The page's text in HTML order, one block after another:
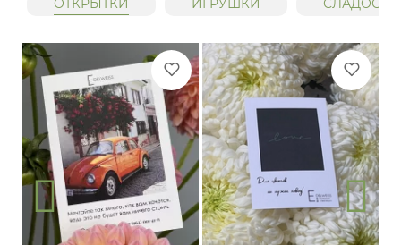
ОТКРЫТКИ ИГРУШКИ СЛАДОСТИ